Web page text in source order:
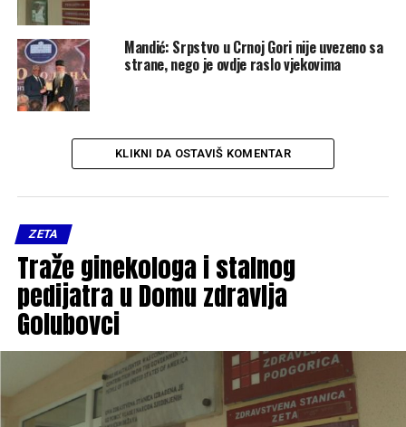
Mandić: Srpstvo u Crnoj Gori nije uvezeno sa
strane, nego je ovdje raslo vjekovima
KLIKNI DA OSTAVIŠ KOMENTAR
ZETA
Traže ginekologa i stalnog
pedijatra u Domu zdravlja
Golubovci